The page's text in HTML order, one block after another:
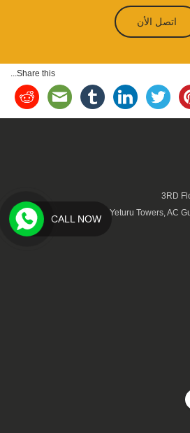
اتصل الأن
Share this...
3RD
CALL NOW